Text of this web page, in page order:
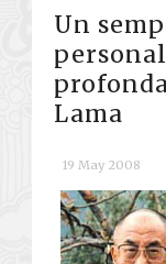
Un
Lama
19 May 2008